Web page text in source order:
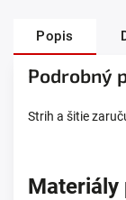
Popis
Podrobný
Strih a šitie
Materiály